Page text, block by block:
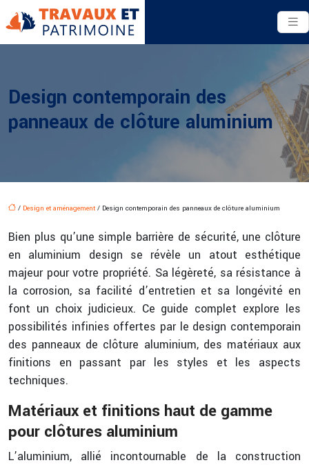
Design contemporain des
panneaux de clôture aluminium
/ Design et aménagement / Design contemporain des panneaux de clôture aluminium
Bien plus qu’une simple barrière de sécurité, une clôture
en aluminium design se révèle un atout esthétique
majeur pour votre propriété. Sa légèreté, sa résistance à
la corrosion, sa facilité d’entretien et sa longévité en
font un choix judicieux. Ce guide complet explore les
possibilités infinies offertes par le design contemporain
des panneaux de clôture aluminium, des matériaux aux
finitions en passant par les styles et les aspects
techniques.
Matériaux et finitions haut de gamme
pour clôtures aluminium
L’aluminium, allié incontournable de la construction